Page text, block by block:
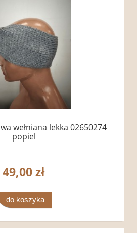
wełniana lekka 02650274
popiel
49,00 zł
do koszyka